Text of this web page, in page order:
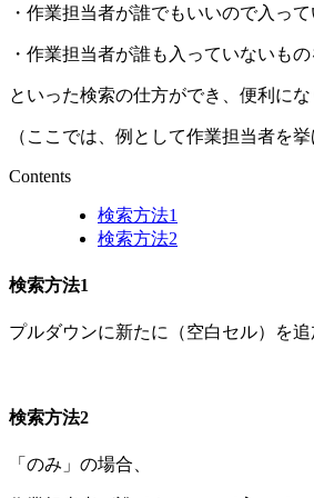
・作業担当者が誰でもいいので入っ
・作業担当者が誰も入っていないも
といった検索の仕方ができ、便利にな
（ここでは、例として作業担当者を
Contents
検索方法1
検索方法2
検索方法1
プルダウンに新たに（空白セル）を追
検索方法2
「のみ」の場合、